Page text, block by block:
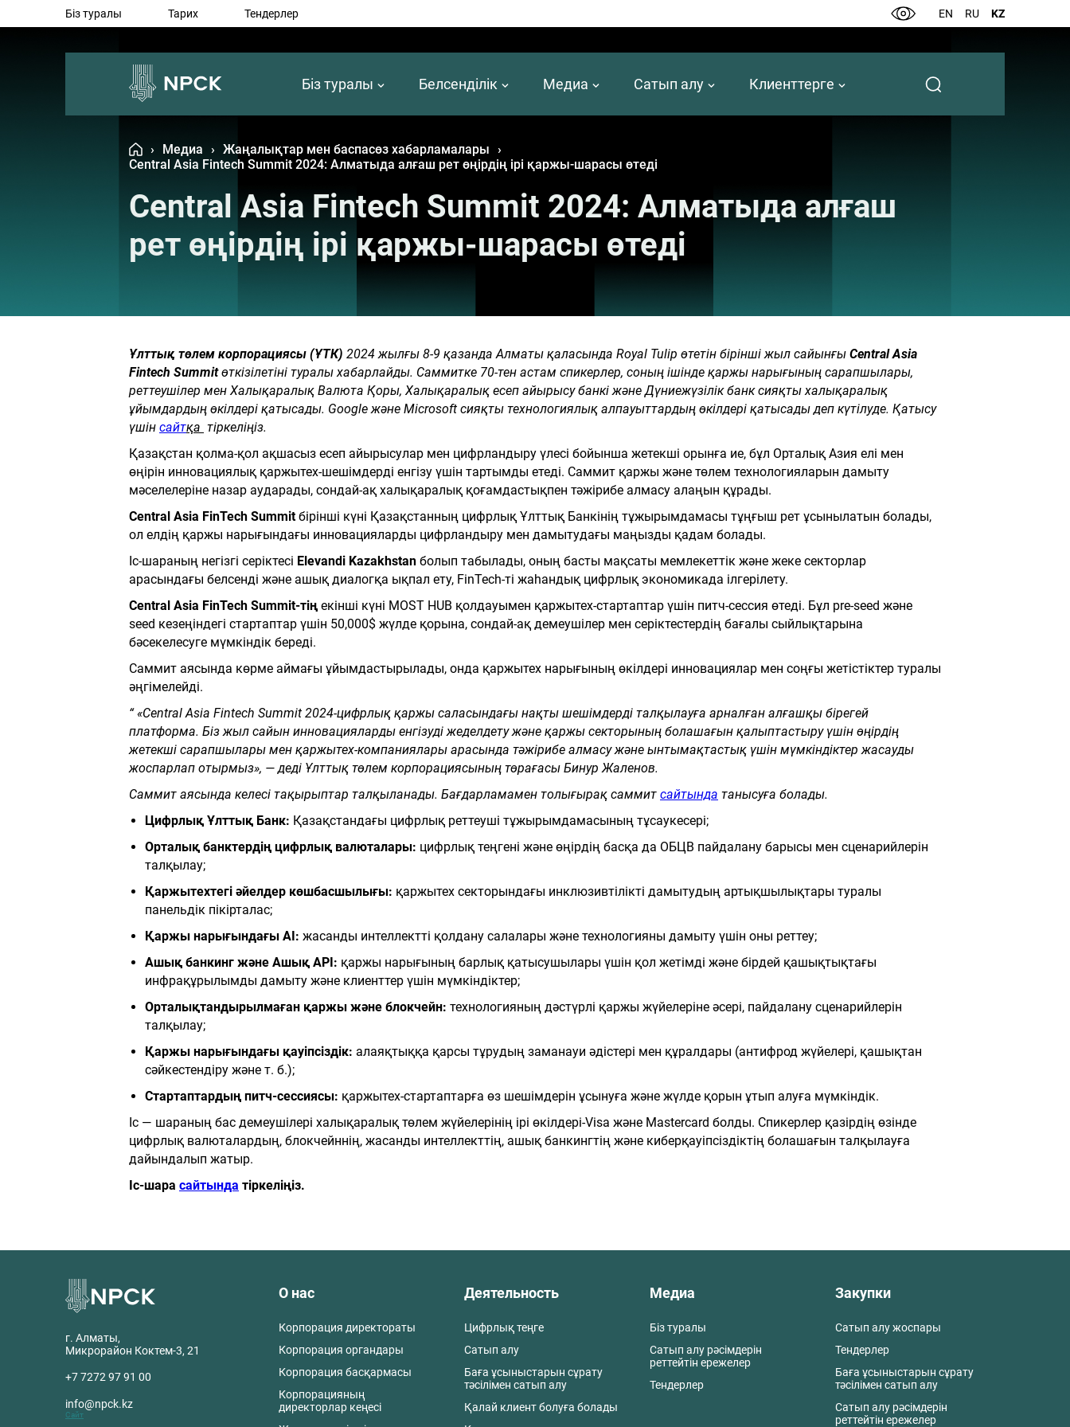
Біз туралы Тарих Тендерлер EN RU KZ
Біз туралы Белсенділік Медиа Сатып алу Клиенттерге
› Медиа › Жаңалықтар мен баспасөз хабарламалары
›
Central Asia Fintech Summit 2024: Алматыда алғаш рет өңірдің ірі қаржы-шарасы өтеді
Central Asia Fintech Summit 2024: Алматыда алғаш
рет өңірдің ірі қаржы-шарасы өтеді
Ұлттық төлем корпорациясы (ҰТК) 2024 жылғы 8-9 қазанда Алматы қаласында Royal Tulip өтетін бірінші жыл сайынғы Central Asia
Fintech Summitөткізілетіні туралы хабарлайды. Саммитке 70-тен астам спикерлер, соның ішінде қаржы нарығының сарапшылары,
реттеушілер мен Халықаралық Валюта Қоры, Халықаралық есеп айырысу банкі және Дүниежүзілік банк сияқты халықаралық
ұйымдардың өкілдері қатысады. Google және Microsoft сияқты технологиялық алпауыттардың өкілдері қатысады деп күтілуде. Қатысу
үшін сайтқа тіркеліңіз.
Қазақстан қолма-қол ақшасыз есеп айырысулар мен цифрландыру үлесі бойынша жетекші орынға ие, бұл Орталық Азия елі мен
өңірін инновациялық қаржытех-шешімдерді енгізу үшін тартымды етеді. Саммит қаржы және төлем технологияларын дамыту
мәселелеріне назар аударады, сондай-ақ халықаралық қоғамдастықпен тәжірибе алмасу алаңын құрады.
Central Asia FinTech Summitбірінші күні Қазақстанның цифрлық Ұлттық Банкінің тұжырымдамасы тұңғыш рет ұсынылатын болады,
ол елдің қаржы нарығындағы инновацияларды цифрландыру мен дамытудағы маңызды қадам болады.
Іс-шараның негізгі серіктесі Elevandi Kazakhstan болып табылады, оның басты мақсаты мемлекеттік және жеке секторлар
арасындағы белсенді және ашық диалогқа ықпал ету, FinTech-ті жаһандық цифрлық экономикада ілгерілету.
Central Asia FinTech Summit-тің екінші күні MOST HUB қолдауымен қаржытех-стартаптар үшін питч-сессия өтеді. Бұл pre-seed және
seed кезеңіндегі стартаптар үшін 50,000$ жүлде қорына, сондай-ақ демеушілер мен серіктестердің бағалы сыйлықтарына
бәсекелесуге мүмкіндік береді.
Саммит аясында көрме аймағы ұйымдастырылады, онда қаржытех нарығының өкілдері инновациялар мен соңғы жетістіктер туралы
әңгімелейді.
“ «Central Asia Fintech Summit 2024-цифрлық қаржы саласындағы нақты шешімдерді талқылауға арналған алғашқы бірегей
платформа. Біз жыл сайын инновацияларды енгізуді жеделдету және қаржы секторының болашағын қалыптастыру үшін өңірдің
жетекші сарапшылары мен қаржытех-компаниялары арасында тәжірибе алмасу және ынтымақтастық үшін мүмкіндіктер жасауды
жоспарлап отырмыз», — деді Ұлттық төлем корпорациясының төрағасы Бинур Жаленов.
Саммит аясында келесі тақырыптар талқыланады. Бағдарламамен толығырақ саммит сайтында танысуға болады.
Цифрлық Ұлттық Банк: Қазақстандағы цифрлық реттеуші тұжырымдамасының тұсаукесері;
Орталық банктердің цифрлық валюталары: цифрлық теңгені және өңірдің басқа да ОБЦВ пайдалану барысы мен сценарийлерін
талқылау;
Қаржытехтегі әйелдер көшбасшылығы: қаржытех секторындағы инклюзивтілікті дамытудың артықшылықтары туралы
панельдік пікірталас;
Қаржы нарығындағы AI: жасанды интеллектті қолдану салалары және технологияны дамыту үшін оны реттеу;
Ашық банкинг және Ашық API: қаржы нарығының барлық қатысушылары үшін қол жетімді және бірдей қашықтықтағы
инфрақұрылымды дамыту және клиенттер үшін мүмкіндіктер;
Орталықтандырылмаған қаржы және блокчейн: технологияның дәстүрлі қаржы жүйелеріне әсері, пайдалану сценарийлерін
талқылау;
Қаржы нарығындағы қауіпсіздік: алаяқтыққа қарсы тұрудың заманауи әдістері мен құралдары (антифрод жүйелері, қашықтан
сәйкестендіру және т. б.);
Стартаптардың питч-сессиясы: қаржытех-стартаптарға өз шешімдерін ұсынуға және жүлде қорын ұтып алуға мүмкіндік.
Іс — шараның бас демеушілері халықаралық төлем жүйелерінің ірі өкілдері-Visa және Mastercard болды. Спикерлер қазірдің өзінде
цифрлық валюталардың, блокчейннің, жасанды интеллекттің, ашық банкингтің және киберқауіпсіздіктің болашағын талқылауға
дайындалып жатыр.
Іс-шара сайтында тіркеліңіз.
г. Алматы,
Микрорайон Коктем-3, 21
+7 7272 97 91 00
info@npck.kz
Сайт
О нас
Корпорация директораты
Корпорация органдары
Корпорация басқармасы
Корпорацияның
директорлар кеңесі
Деятельность
Цифрлық теңге
Сатып алу
Баға ұсыныстарын сұрату
тәсілімен сатып алу
Қалай клиент болуға болады
Медиа
Біз туралы
Сатып алу рәсімдерін
реттейтін ережелер
Тендерлер
Закупки
Сатып алу жоспары
Тендерлер
Баға ұсыныстарын сұрату
тәсілімен сатып алу
Сатып алу рәсімдерін
реттейтін ережелер